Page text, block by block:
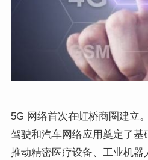
5G 网络首次在虹桥商圈建立
驾驶和汽车网络应用奠定了
推动精密医疗设备、工业机器